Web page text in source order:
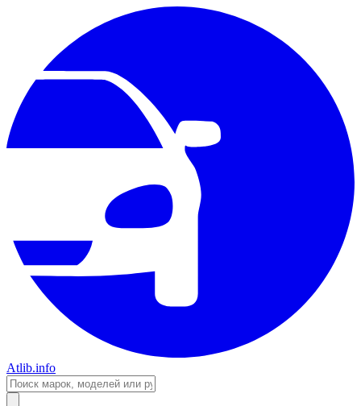
Atlib.info